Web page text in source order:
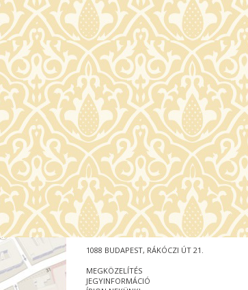
1088 BUDAPEST, RÁKÓCZI ÚT 21.
MEGKÖZELÍTÉS
JEGYINFORMÁCIÓ